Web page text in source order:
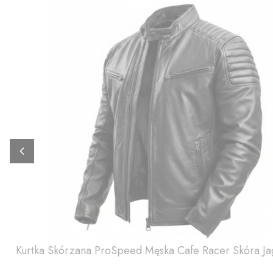
Kurtka Skórzana ProSpeed Męska Cafe Racer Skóra